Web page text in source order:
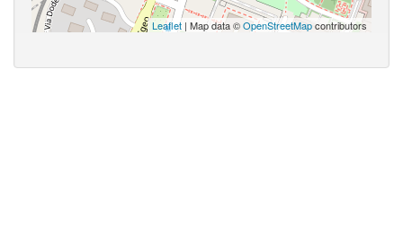
Leaflet | Map data ©OpenStreetMapcontributors